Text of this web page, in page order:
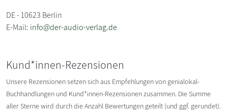
DE - 10623 Berlin
E-Mail: info@der-audio-verlag.de
Kund*innen-Rezensionen
Unsere Rezensionen setzen sich aus Empfehlungen von genialokal-
Buchhandlungen und Kund*innen-Rezensionen zusammen. Die Summe
aller Sterne wird durch die Anzahl Bewertungen geteilt (und ggf. gerundet).